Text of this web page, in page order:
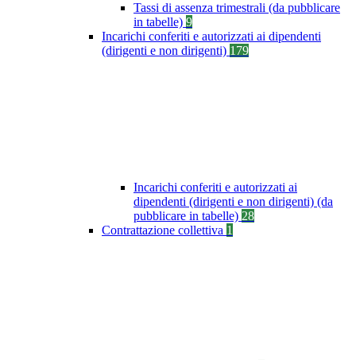
Tassi di assenza trimestrali (da pubblicare
in tabelle) 9
Incarichi conferiti e autorizzati ai dipendenti
(dirigenti e non dirigenti) 179
Incarichi conferiti e autorizzati ai
dipendenti (dirigenti e non dirigenti) (da
pubblicare in tabelle) 28
Contrattazione collettiva 1